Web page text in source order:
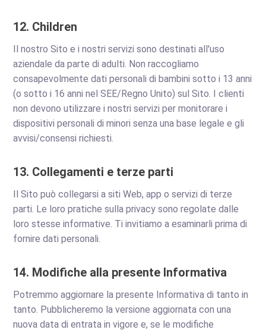
12. Children
Il nostro Sito e i nostri servizi sono destinati all'uso
aziendale da parte di adulti. Non raccogliamo
consapevolmente dati personali di bambini sotto i 13 anni
(o sotto i 16 anni nel SEE/Regno Unito) sul Sito. I clienti
non devono utilizzare i nostri servizi per monitorare i
dispositivi personali di minori senza una base legale e gli
avvisi/consensi richiesti.
13. Collegamenti e terze parti
Il Sito può collegarsi a siti Web, app o servizi di terze
parti. Le loro pratiche sulla privacy sono regolate dalle
loro stesse informative. Ti invitiamo a esaminarli prima di
fornire dati personali.
14. Modifiche alla presente Informativa
Potremmo aggiornare la presente Informativa di tanto in
tanto. Pubblicheremo la versione aggiornata con una
nuova data di entrata in vigore e, se le modifiche